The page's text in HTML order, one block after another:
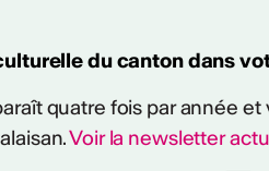
du canton dans
quatre fois par année
Voir la newsletter